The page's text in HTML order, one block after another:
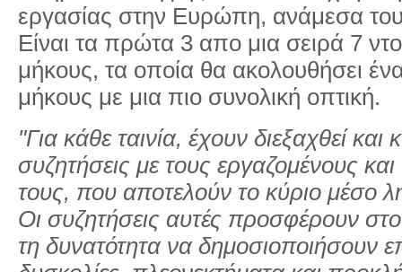
εργασίας στην Ευρώπη, ανάμεσα
Είναι τα πρώτα 3 απο μια σειρά 7
μήκους, τα οποία θα ακολουθήσει
μήκους με μια πιο συνολική οπτική.
"Για κάθε ταινία, έχουν διεξαχθεί και
συζητήσεις μετους εργαζομένους και
τους, που αποτελούν το κύριο μέσο
Οι συζητήσεις αυτές προσφέρουν
τη δυνατότητα να δημοσιοποιήσουν